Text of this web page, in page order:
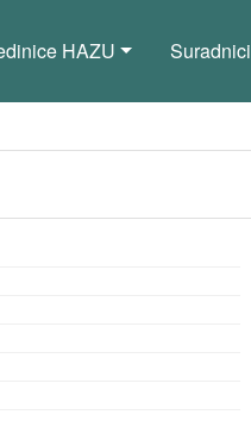
HAZU Suradnici